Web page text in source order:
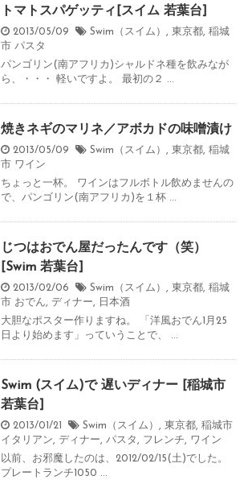
トマトスパゲッティ[スイム 若葉台]
2013/05/09 Swim（スイム） , 東京都, 稲城
市 パスタ
パンゴリン(南アフリカ)シャルドネ種を飲みなが
ら、・・・ 軽いですよ。 最初の２ ...
焼きネギのマリネ／アボカドの味噌漬け
2013/05/09 Swim（スイム） , 東京都, 稲城
市 ワイン
ちょっと一杯。 ワインはフルボトル飲めませんの
で、パンゴリン(南アフリカ)を１杯 ...
じつはおでん屋だったんです（笑）
[Swim 若葉台]
2013/02/06 Swim（スイム） , 東京都, 稲城
市 おでん, ディナー,
日本酒
大胆なポスター作りますね。 「洋風おでん1月25
日より始めます」っていうことで、 ...
Swim (スイム)で 遅いディナー [稲城市
若葉台]
2013/01/21 Swim（スイム） , 東京都, 稲城市
イタリアン, ディナー, パスタ , フレンチ, ワイン
以前、お邪魔したのは、2012/02/15(土)でした。
プレートランチ1050 ...